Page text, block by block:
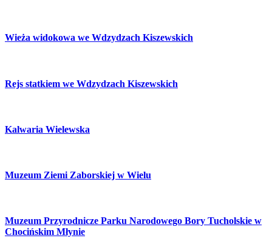
Wieża widokowa we Wdzydzach Kiszewskich
Rejs statkiem we Wdzydzach Kiszewskich
Kalwaria Wielewska
Muzeum Ziemi Zaborskiej w Wielu
Muzeum Przyrodnicze Parku Narodowego Bory Tucholskie w
Chocińskim Młynie